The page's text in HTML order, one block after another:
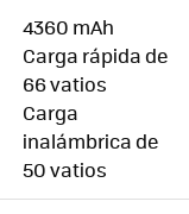
4360 mAh
Carga rápida de
66 vatios
Carga
inalámbrica de
50 vatios